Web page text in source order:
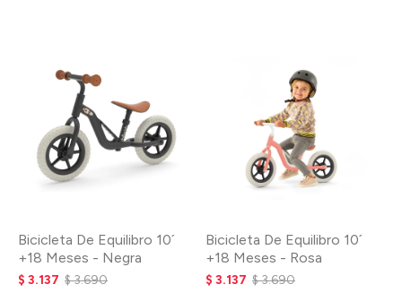
Bicicleta De Equilibro 10´
+18 Meses - Negra
$ 3.137 $3.690
Bicicleta De Equilibro 10´
+18 Meses - Rosa
$ 3.137 $3.690